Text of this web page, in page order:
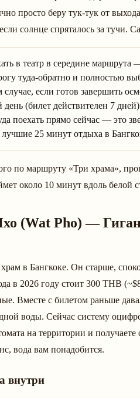
просто беру тук-тук от
солнце спряталось за тучи.
в театр в середине маршрута
туда-обратно и полностью
случае, если готов завершить
день (билет действителен 7
поехать прямо сейчас — это
лучшие 25 минут отдыха в
по маршруту «Три храма»,
около 10 минут вдоль белой
(Wat Pho) —
в Бангкоке. Он старше,
в 2026 году стоит 300 THB
Вместе с билетом раньше
воды. Сейчас систему
на территории и
вода вам понадобится.
внутри